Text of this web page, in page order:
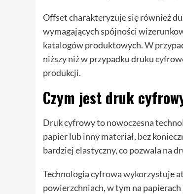
Offset charakteryzuje się również
wymagających spójności
katalogów produktowych. W
niższy niż w przypadku druku
produkcji.
Czym jest druk
Druk cyfrowy to nowoczesna
papier lub inny materiał, bez
bardziej elastyczny, co pozwala na
Technologia cyfrowa wykorzystuje
powierzchniach, w tym na